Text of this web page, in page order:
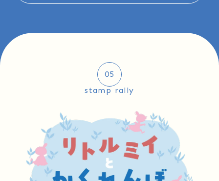
05
stamp rally